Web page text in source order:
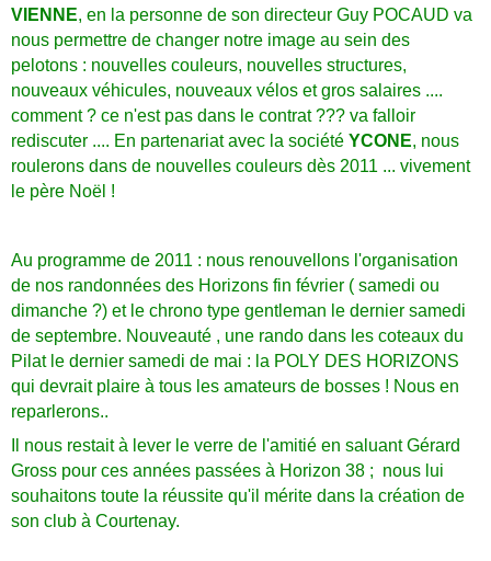
VIENNE, en la personne de son directeur Guy POCAUD va
nous permettre de changer notre image au sein des
pelotons : nouvelles couleurs, nouvelles structures,
nouveaux véhicules, nouveaux vélos et gros salaires ....
comment ? ce n'est pas dans le contrat ??? va falloir
rediscuter .... En partenariat avec la sociétéYCONE, nous
roulerons dans de nouvelles couleurs dès 2011 ... vivement
le père Noël !
Au programme de 2011 : nous renouvellons l'organisation
de nos randonnées des Horizons fin février ( samedi ou
dimanche ?) et le chrono type gentleman le dernier samedi
de septembre. Nouveauté , une rando dans les coteaux du
Pilat le dernier samedi de mai : la POLY DES HORIZONS
qui devrait plaire à tous les amateurs de bosses ! Nous en
reparlerons..
Il nous restait à lever le verre de l'amitié en saluant Gérard
Gross pour ces années passées à Horizon 38 ; nous lui
souhaitons toute la réussite qu'il mérite dans la création de
son club à Courtenay.